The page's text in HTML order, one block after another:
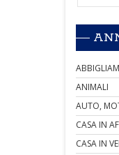
ANIMALI
AUTO,
CASA IN
CASA IN